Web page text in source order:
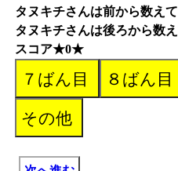
タヌキチさんは前から数えて
タヌキチさんは後ろから数
スコア★0★